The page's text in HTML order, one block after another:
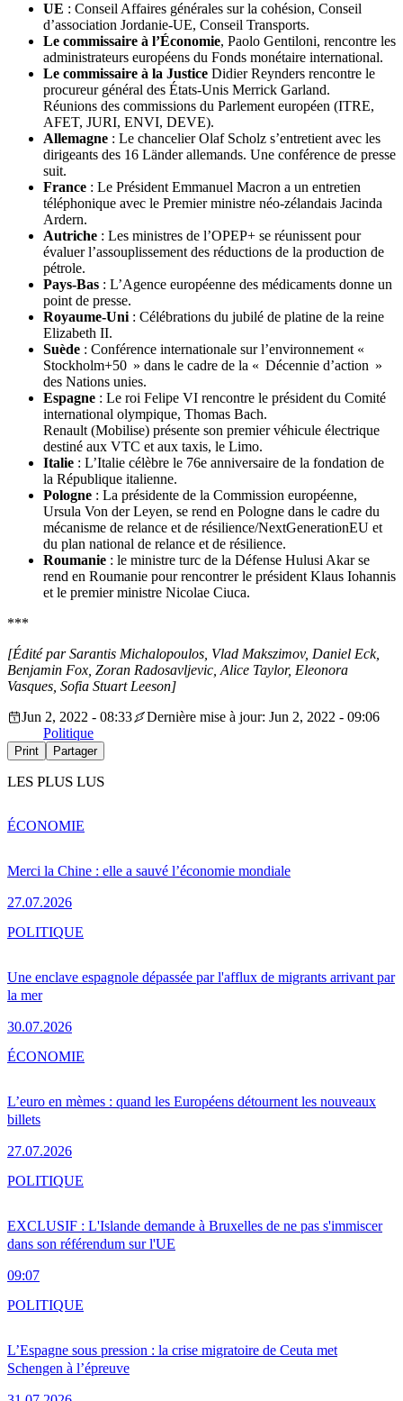
UE : Conseil Affaires générales sur la cohésion, Conseil
d’association Jordanie-UE, Conseil Transports.
Le commissaire à l’Économie, Paolo Gentiloni, rencontre les
administrateurs européens du Fonds monétaire international.
Le commissaire à la Justice Didier Reynders rencontre le
procureur général des États-Unis Merrick Garland.
Réunions des commissions du Parlement européen (ITRE,
AFET, JURI, ENVI, DEVE).
Allemagne : Le chancelier Olaf Scholz s’entretient avec les
dirigeants des 16 Länder allemands. Une conférence de presse
suit.
France : Le Président Emmanuel Macron a un entretien
téléphonique avec le Premier ministre néo-zélandais Jacinda
Ardern.
Autriche : Les ministres de l’OPEP+ se réunissent pour
évaluer l’assouplissement des réductions de la production de
pétrole.
Pays-Bas : L’Agence européenne des médicaments donne un
point de presse.
Royaume-Uni : Célébrations du jubilé de platine de la reine
Elizabeth II.
Suède : Conférence internationale sur l’environnement «
Stockholm+50 » dans le cadre de la « Décennie d’action »
des Nations unies.
Espagne : Le roi Felipe VI rencontre le président du Comité
international olympique, Thomas Bach.
Renault (Mobilise) présente son premier véhicule électrique
destiné aux VTC et aux taxis, le Limo.
Italie : L’Italie célèbre le 76e anniversaire de la fondation de
la République italienne.
Pologne : La présidente de la Commission européenne,
Ursula Von der Leyen, se rend en Pologne dans le cadre du
mécanisme de relance et de résilience/NextGenerationEU et
du plan national de relance et de résilience.
Roumanie : le ministre turc de la Défense Hulusi Akar se
rend en Roumanie pour rencontrer le président Klaus Iohannis
et le premier ministre Nicolae Ciuca.
***
[Édité par Sarantis Michalopoulos, Vlad Makszimov, Daniel Eck,
Benjamin Fox, Zoran Radosavljevic, Alice Taylor, Eleonora
Vasques, Sofia Stuart Leeson]
Jun 2, 2022 - 08:33
Dernière mise à jour: Jun 2, 2022 - 09:06
Politique
Print Partager
LES PLUS LUS
Merci la Chine : elle a sauvé l’économie mondiale
27.07.2026
ÉCONOMIE
Une enclave espagnole dépassée par l'afflux de migrants arrivant par
la mer
30.07.2026
POLITIQUE
L’euro en mèmes : quand les Européens détournent les nouveaux
billets
27.07.2026
ÉCONOMIE
EXCLUSIF : L'Islande demande à Bruxelles de ne pas s'immiscer
dans son référendum sur l'UE
09:07
POLITIQUE
L’Espagne sous pression : la crise migratoire de Ceuta met
Schengen à l’épreuve
POLITIQUE